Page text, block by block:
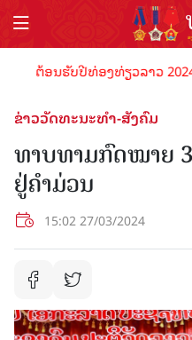
ຕ້ອນຮັບປີທ່ອງທ່ຽວລາວ 2024
ຂ່າວວັດທະນະທຳ-ສັງຄົມ
ທາບທາມກົດໝາຍ
ຢູ່ຄຳມ່ວນ
15:02 27/03/2024